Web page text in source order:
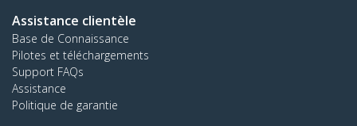
Assistance clientèle
Base de Connaissance
Pilotes et téléchargements
Support FAQs
Assistance
Politique de garantie